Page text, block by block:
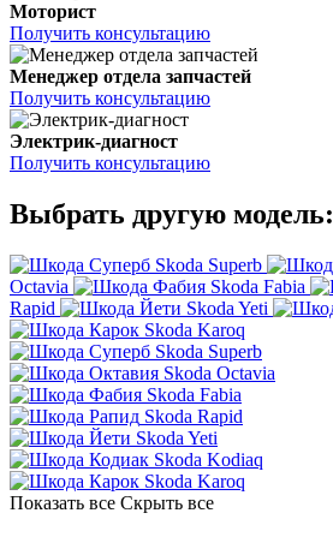
Моторист
Получить консультацию
Менеджер отдела запчастей
Получить консультацию
Электрик-диагност
Получить консультацию
Выбрать другую модель:
Skoda Superb
Octavia
Skoda Fabia
Rapid
Skoda Yeti
Skoda Karoq
Skoda Superb
Skoda Octavia
Skoda Fabia
Skoda Rapid
Skoda Yeti
Skoda Kodiaq
Skoda Karoq
Показать все Скрыть все